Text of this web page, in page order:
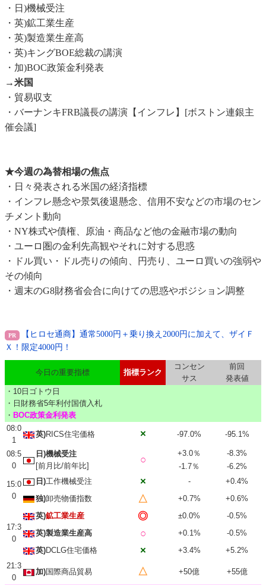
・日)機械受注
・英)鉱工業生産
・英)製造業生産高
・英)キングBOE総裁の講演
・加)BOC政策金利発表
→米国
・貿易収支
・バーナンキFRB議長の講演【インフレ】[ボストン連銀主
催会議]
★今週の為替相場の焦点
・日々発表される米国の経済指標
・インフレ懸念や景気後退懸念、信用不安などの市場のセン
チメント動向
・NY株式や債権、原油・商品など他の金融市場の動向
・ユーロ圏の金利先高観やそれに対する思惑
・ドル買い・ドル売りの傾向、円売り、ユーロ買いの強弱や
その傾向
・週末のG8財務省会合に向けての思惑やポジション調整
【ヒロセ通商】通常5000円＋乗り換え2000円に加えて、ザイＦ
Ｘ！限定4000円！
今日の重要指標 指標ランク
コンセン
サス
前回
発表値
・10日ゴトウ日
・日財務省5年利付国債入札
・ BOC政策金利発表
08:0
1
英)RICS住宅価格 × -97.0% -95.1%
08:5
0
日)機械受注
[前月比/前年比]
○
+3.0％
-8.3%
-1.7％
-6.2%
15:0
0
日)工作機械受注 × -
+0.4%
独)卸売物価指数 △ +0.7% +0.6%
17:3
0
英)鉱工業生産 ◎ ±0.0%
-0.5%
英)製造業生産高
○ +0.1%
-0.5%
英)DCLG住宅価格 × +3.4%
+5.2%
21:3
0
加)国際商品貿易 △ +50億 +55億